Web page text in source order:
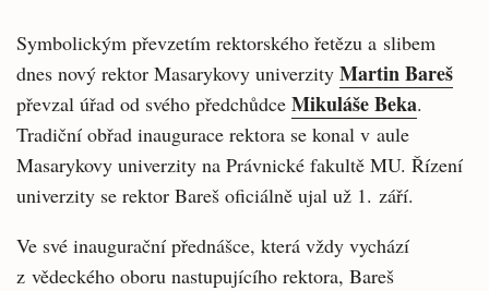
Symbolickým převzetím rektorského řetězu a slibem
dnes nový rektor Masarykovy univerzity Martin Bareš
převzal úřad od svého předchůdce Mikuláše Beka.
Tradiční obřad inaugurace rektora se konal v aule
Masarykovy univerzity na Právnické fakultě MU. Řízení
univerzity se rektor Bareš oficiálně ujal už 1. září.
Ve své inaugurační přednášce, která vždy vychází
z vědeckého oboru nastupujícího rektora, Bareš